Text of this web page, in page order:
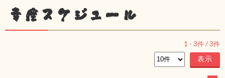
幸座スケジュール
1 - 3件 /3件